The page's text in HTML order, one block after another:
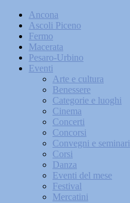
Ancona
Ascoli Piceno
Fermo
Macerata
Pesaro-Urbino
Eventi
Arte e cultura
Benessere
Categorie e luoghi
Cinema
Concerti
Concorsi
Convegni e seminari
Corsi
Danza
Eventi del mese
Festival
Mercatini